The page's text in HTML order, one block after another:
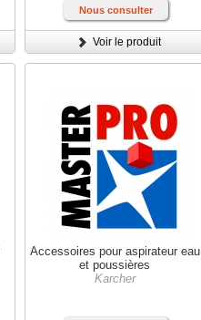
Nous consulter
Voir le produit
Accessoires pour aspirateur eau
et poussières
Karcher